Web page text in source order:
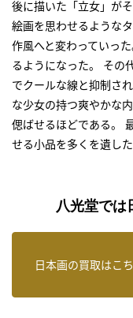
後に描いた「立女」が
絵画を思わせるような
作風へと変わっていっ
るようになった。 その
でクールな線と抑制さ
な少女の持つ爽やかな
偲ばせるほどである。
せる小品を多くを遺し
八光堂では
日本画の買取はこ